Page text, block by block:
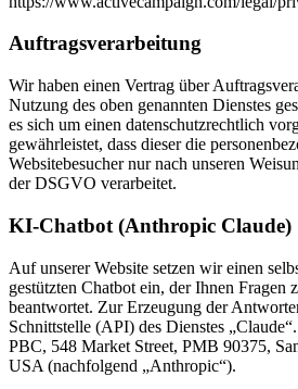
Auftragsverarbeitung
Wir haben einen Vertrag über
Nutzung des oben genannten Dienstes
es sich um einen datenschutzrechtlich
gewährleistet, dass dieser die
Websitebesucher nur nach unseren
der DSGVO verarbeitet.
KI-Chatbot (Anthropic Claude)
Auf unserer Website setzen wir einen
gestützten Chatbot ein, der Ihnen Fragen
beantwortet. Zur Erzeugung der
Schnittstelle (API) des Dienstes
PBC, 548 Market Street, PMB 90375,
USA (nachfolgend „Anthropic“).